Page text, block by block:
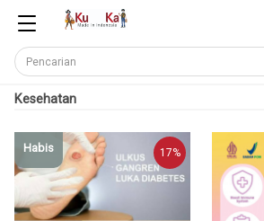
Kesehatan
17%
Habis